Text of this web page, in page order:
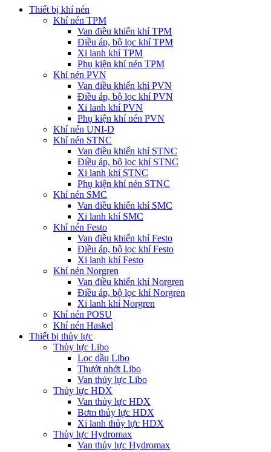
Thiết bị khí nén
Khí nén TPM
Van điều khiển khí TPM
Điều áp, bộ lọc khí TPM
Xi lanh khí TPM
Phụ kiện khí nén TPM
Khí nén PVN
Van điều khiển khí PVN
Điều áp, bộ lọc khí PVN
Xi lanh khí PVN
Phụ kiện khí nén PVN
Khí nén UNI-D
Khí nén STNC
Van điều khiển khí STNC
Điều áp, bộ lọc khí STNC
Xi lanh khí STNC
Phụ kiện khí nén STNC
Khí nén SMC
Van điều khiển khí SMC
Xi lanh khí SMC
Khí nén Festo
Van điều khiển khí Festo
Điều áp, bộ lọc khí Festo
Xi lanh khí Festo
Khí nén Norgren
Van điều khiển khí Norgren
Điều áp, bộ lọc khí Norgren
Xi lanh khí Norgren
Khí nén POSU
Khí nén Haskel
Thiết bị thủy lực
Thủy lực Libo
Lọc dầu Libo
Thướt nhớt Libo
Van thủy lực Libo
Thủy lực HDX
Van thủy lực HDX
Bơm thủy lực HDX
Xi lanh thủy lực HDX
Thủy lực Hydromax
Van thủy lực Hydromax